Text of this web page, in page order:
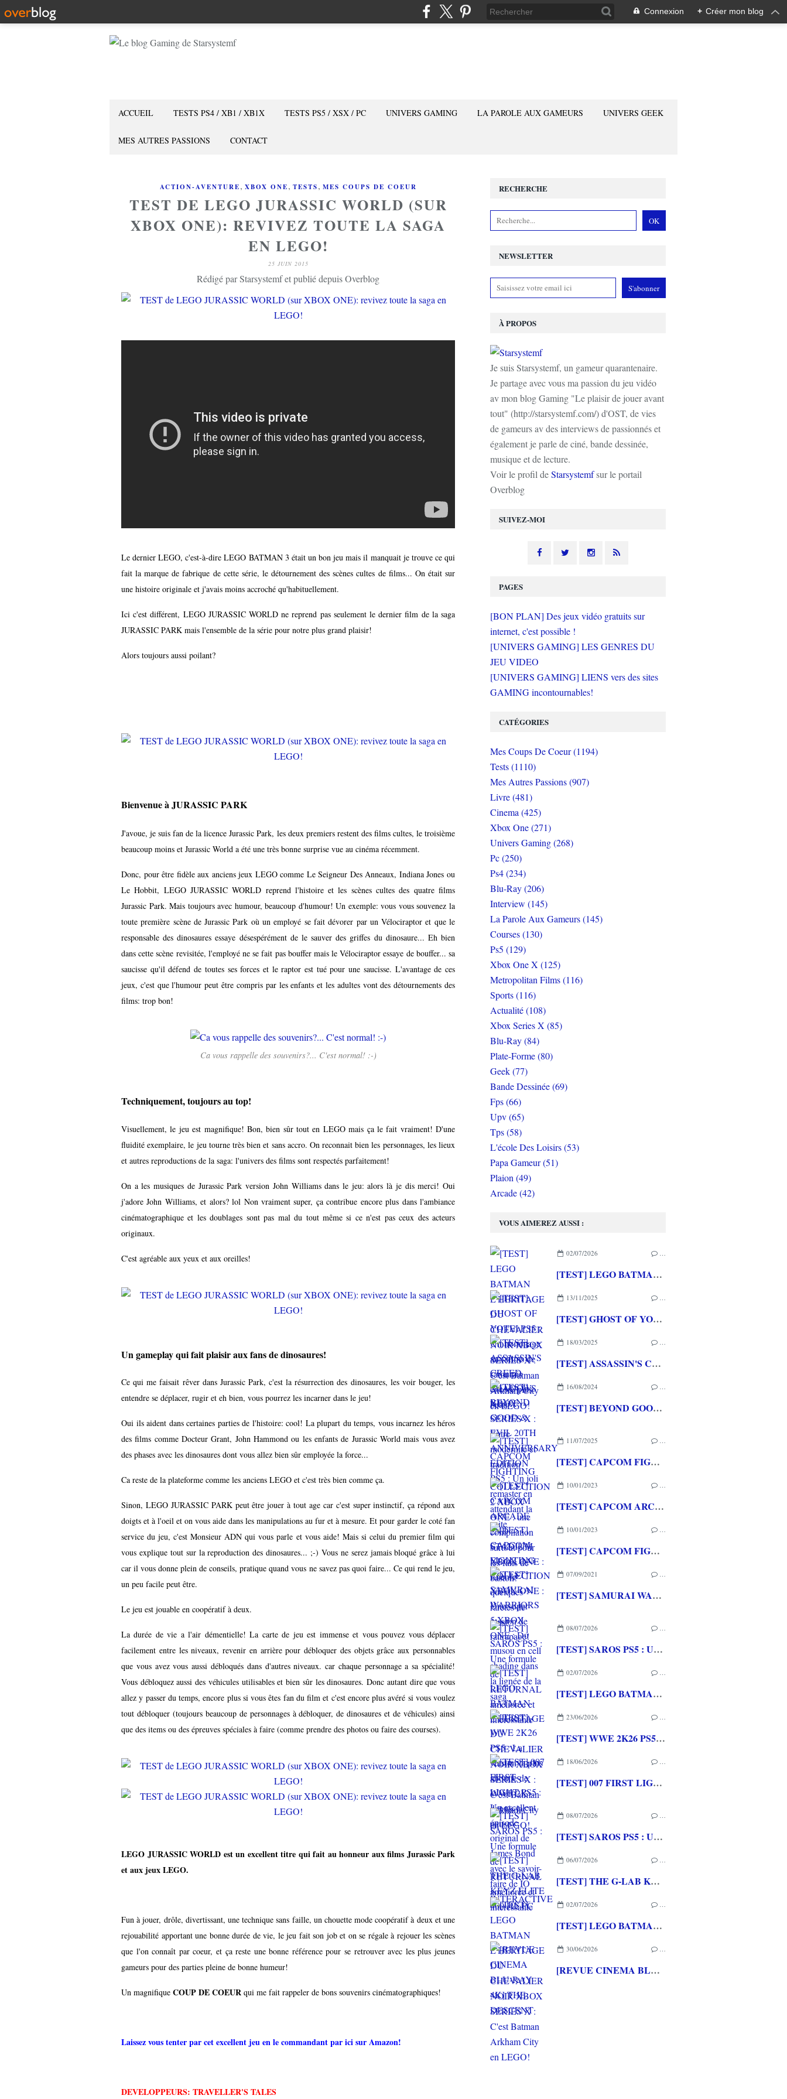
Connexion + Créer mon blog
ACCUEIL TESTS PS4 / XB1 / XB1X TESTS PS5 / XSX / PC UNIVERS GAMING LA PAROLE AUX GAMEURS UNIVERS GEEK
MES AUTRES PASSIONS CONTACT
ACTION-AVENTURE, XBOX ONE, TESTS, MES COUPS DE COEUR
TEST DE LEGO JURASSIC WORLD (SUR
XBOX ONE): REVIVEZ TOUTE LA SAGA
EN LEGO!
25 JUIN 2015
Rédigé par Starsystemf et publié depuis Overblog
Le dernier LEGO, c'est-à-dire LEGO BATMAN 3 était un bon jeu mais il manquait je trouve ce qui
fait la marque de fabrique de cette série, le détournement des scènes cultes de films... On était sur
une histoire originale et j'avais moins accroché qu'habituellement.
Ici c'est différent, LEGO JURASSIC WORLD ne reprend pas seulement le dernier film de la saga
JURASSIC PARK mais l'ensemble de la série pour notre plus grand plaisir!
Alors toujours aussi poilant?
Bienvenue à JURASSIC PARK
J'avoue, je suis fan de la licence Jurassic Park, les deux premiers restent des films cultes, le troisième
beaucoup moins et Jurassic World a été une très bonne surprise vue au cinéma récemment.
Donc, pour être fidèle aux anciens jeux LEGO comme Le Seigneur Des Anneaux, Indiana Jones ou
Le Hobbit, LEGO JURASSIC WORLD reprend l'histoire et les scènes cultes des quatre films
Jurassic Park. Mais toujours avec humour, beaucoup d'humour! Un exemple: vous vous souvenez la
toute première scène de Jurassic Park où un employé se fait dévorer par un Vélociraptor et que le
responsable des dinosaures essaye désespérément de le sauver des griffes du dinosaure... Eh bien
dans cette scène revisitée, l'employé ne se fait pas bouffer mais le Vélociraptor essaye de bouffer... sa
saucisse qu'il défend de toutes ses forces et le raptor est tué pour une saucisse. L'avantage de ces
jeux, c'est que l'humour peut être compris par les enfants et les adultes vont des détournements des
films: trop bon!
Ca vous rappelle des souvenirs?... C'est normal! :-)
Techniquement, toujours au top!
Visuellement, le jeu est magnifique! Bon, bien sûr tout en LEGO mais ça le fait vraiment! D'une
fluidité exemplaire, le jeu tourne très bien et sans accro. On reconnait bien les personnages, les lieux
et autres reproductions de la saga: l'univers des films sont respectés parfaitement!
On a les musiques de Jurassic Park version John Williams dans le jeu: alors là je dis merci! Oui
j'adore John Williams, et alors? lol Non vraiment super, ça contribue encore plus dans l'ambiance
cinématographique et les doublages sont pas mal du tout même si ce n'est pas ceux des acteurs
originaux.
C'est agréable aux yeux et aux oreilles!
Un gameplay qui fait plaisir aux fans de dinosaures!
Ce qui me faisait rêver dans Jurassic Park, c'est la résurrection des dinosaures, les voir bouger, les
entendre se déplacer, rugir et eh bien, vous pourrez les incarner dans le jeu!
Oui ils aident dans certaines parties de l'histoire: cool! La plupart du temps, vous incarnez les héros
des films comme Docteur Grant, John Hammond ou les enfants de Jurassic World mais vous avez
des phases avec les dinosaures dont vous allez bien sûr employée la force...
Ca reste de la plateforme comme les anciens LEGO et c'est très bien comme ça.
Sinon, LEGO JURASSIC PARK peut être jouer à tout age car c'est super instinctif, ça répond aux
doigts et à l'oeil et on vous aide dans les manipulations au fur et à mesure. Et pour garder le coté fan
service du jeu, c'est Monsieur ADN qui vous parle et vous aide! Mais si celui du premier film qui
vous explique tout sur la reproduction des dinosaures... ;-) Vous ne serez jamais bloqué grâce à lui
car il vous donne plein de conseils, pratique quand vous ne savez pas quoi faire... Ce qui rend le jeu,
un peu facile peut être.
Le jeu est jouable en coopératif à deux.
La durée de vie a l'air démentielle! La carte de jeu est immense et vous pouvez vous déplacer
facilement entre les niveaux, revenir en arrière pour débloquer des objets grâce aux personnables
que vous avez vous aussi débloqués dans d'autres niveaux. car chaque personnage a sa spécialité!
Vous débloquez aussi des véhicules utilisables et bien sûr les dinosaures. Donc autant dire que vous
allez y passer du temps, encore plus si vous êtes fan du film et c'est encore plus avéré si vous voulez
tout débloquer (toujours beaucoup de personnages à débloquer, de dinosaures et de véhicules) ainsi
que des items ou des épreuves spéciales à faire (comme prendre des photos ou faire des courses).
LEGO JURASSIC WORLD est un excellent titre qui fait au honneur aux films Jurassic Park
et aux jeux LEGO.
Fun à jouer, drôle, divertissant, une technique sans faille, un chouette mode coopératif à deux et une
rejouabilité apportant une bonne durée de vie, le jeu fait son job et on se régale à rejouer les scènes
que l'on connaît par coeur, et ça reste une bonne référence pour se retrouver avec les plus jeunes
gameurs pour des parties pleine de bonne humeur!
Un magnifique COUP DE COEUR qui me fait rappeler de bons souvenirs cinématographiques!
Laissez vous tenter par cet excellent jeu en le commandant par ici sur Amazon!
DEVELOPPEURS: TRAVELLER'S TALES
NEWSLETTER
SUIVEZ-MOI
RECHERCHE
À PROPOS
Je suis Starsystemf, un gameur quarantenaire.
Je partage avec vous ma passion du jeu vidéo
av mon blog Gaming "Le plaisir de jouer avant
tout" (http://starsystemf.com/) d'OST, de vies
de gameurs av des interviews de passionnés et
également je parle de ciné, bande dessinée,
musique et de lecture.
Voir le profil deStarsystemfsur le portail
Overblog
VOUS AIMEREZ AUSSI :
02/07/2026 …
[TEST] LEGO BATMAN L'HERITAGE DU CHEVALIER NOIR XBOX SERIES X : C'est Batman Arkham City en LEGO!
13/11/2025 …
[TEST] GHOST OF YOTEI PS5 : Un hommage aux films de samurais encore plus beau
18/03/2025 …
[TEST] ASSASSIN'S CREED SHADOWS XBOX SERIES X : Entre modernité et tradition
16/08/2024 …
[TEST] BEYOND GOOD & EVIL 20TH ANNIVERSARY EDITION PS5 : Un joli remaster en attendant la suite
11/07/2025 …
[TEST] CAPCOM FIGHTING COLLECTION 2 XBOX ONE : une compilation surtout pour les fans de baston!
10/01/2023 …
[TEST] CAPCOM ARCADE 2ND STADIUM XBOX ONE : Encore quelques raretés de plus!
10/01/2023 …
[TEST] CAPCOM FIGHTING COLLECTION XBOX ONE : Une super session de rattrapage!
07/09/2021 …
[TEST] SAMURAI WARRIORS 5 XBOX ONE : Du musou en cell shading dans la lignée de la saga
08/07/2026 …
[TEST] SAROS PS5 : Une formule de RETURNAL améliorée et interessante
02/07/2026 …
[TEST] LEGO BATMAN L'HERITAGE DU CHEVALIER NOIR XBOX SERIES X : C'est Batman Arkham City en LEGO!
23/06/2026 …
[TEST] WWE 2K26 PS5 : La version la plus aboutie de WWE 2K depuis la pause
18/06/2026 …
[TEST] 007 FIRST LIGHT PS5 : Un excellent épisode original de James Bond avec le savoir-faire de IO INTERACTIVE
08/07/2026 …
[TEST] SAROS PS5 : Une formule de RETURNAL améliorée et interessante
06/07/2026 …
[TEST] THE G-LAB KEYZ ELITE 400 HE PC
02/07/2026 …
[TEST] LEGO BATMAN L'HERITAGE DU CHEVALIER NOIR XBOX SERIES X : C'est Batman Arkham City en LEGO!
30/06/2026 …
[REVUE CINEMA BLU-RAY 4K] THE DESCENT
PAGES
[BON PLAN] Des jeux vidéo gratuits sur
internet, c'est possible !
[UNIVERS GAMING] LES GENRES DU
JEU VIDEO
[UNIVERS GAMING] LIENS vers des sites
GAMING incontournables!
CATÉGORIES
Mes Coups De Coeur (1194)
Tests (1110)
Mes Autres Passions (907)
Livre (481)
Cinema (425)
Xbox One (271)
Univers Gaming (268)
Pc (250)
Ps4 (234)
Blu-Ray (206)
Interview (145)
La Parole Aux Gameurs (145)
Courses (130)
Ps5 (129)
Xbox One X (125)
Metropolitan Films (116)
Sports (116)
Actualité (108)
Xbox Series X (85)
Blu-Ray (84)
Plate-Forme (80)
Geek (77)
Bande Dessinée (69)
Fps (66)
Upv (65)
Tps (58)
L'école Des Loisirs (53)
Papa Gameur (51)
Plaion (49)
Arcade (42)